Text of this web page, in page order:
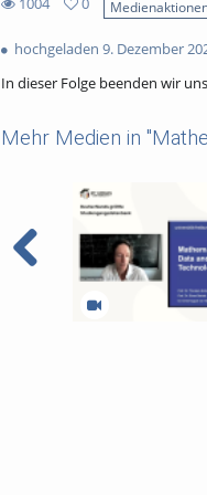
views
favorites
hochgeladen 9. Dezember
In dieser Folge beenden wir
Mehr Medien in